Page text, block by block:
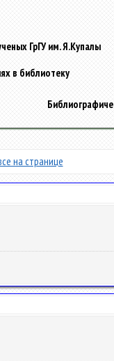
ГрГУ им. Я.Купалы
в библиотеку
на странице